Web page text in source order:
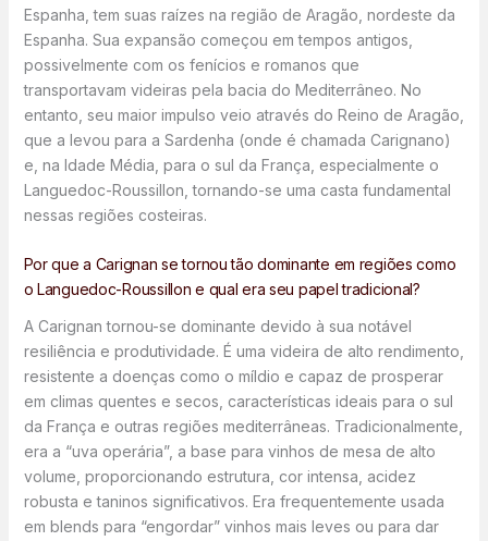
Espanha, tem suas raízes na região de Aragão, nordeste da
Espanha. Sua expansão começou em tempos antigos,
possivelmente com os fenícios e romanos que
transportavam videiras pela bacia do Mediterrâneo. No
entanto, seu maior impulso veio através do Reino de Aragão,
que a levou para a Sardenha (onde é chamada Carignano)
e, na Idade Média, para o sul da França, especialmente o
Languedoc-Roussillon, tornando-se uma casta fundamental
nessas regiões costeiras.
Por que a Carignan se tornou tão dominante em regiões como
o Languedoc-Roussillon e qual era seu papel tradicional?
A Carignan tornou-se dominante devido à sua notável
resiliência e produtividade. É uma videira de alto rendimento,
resistente a doenças como o míldio e capaz de prosperar
em climas quentes e secos, características ideais para o sul
da França e outras regiões mediterrâneas. Tradicionalmente,
era a “uva operária”, a base para vinhos de mesa de alto
volume, proporcionando estrutura, cor intensa, acidez
robusta e taninos significativos. Era frequentemente usada
em blends para “engordar” vinhos mais leves ou para dar